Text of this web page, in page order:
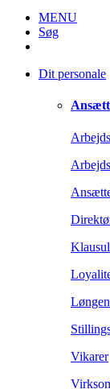
MENU
Søg
Dit personale
Vikarer